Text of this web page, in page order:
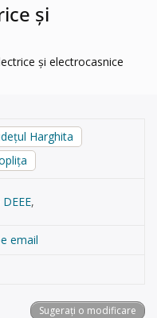
și
și electrocasnice
Harghita
DEEE,
email
Sugerați o modificare